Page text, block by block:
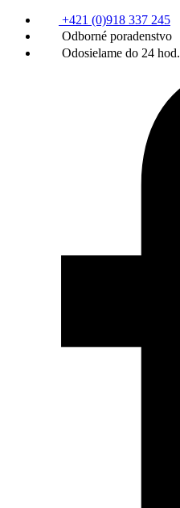
+421 (0)918 337 245
Odborné poradenstvo
Odosielame do 24 hod.